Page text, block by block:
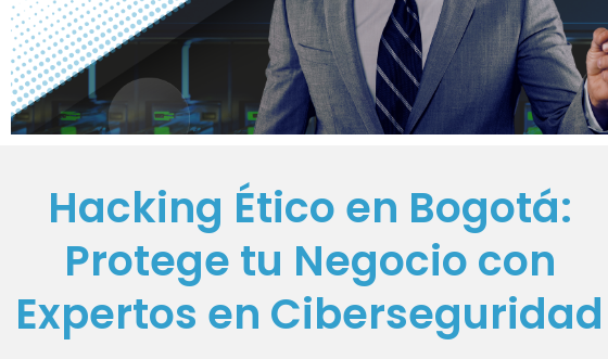
Hacking Ético en Bogotá:
Protege tu Negocio con
Expertos en Ciberseguridad